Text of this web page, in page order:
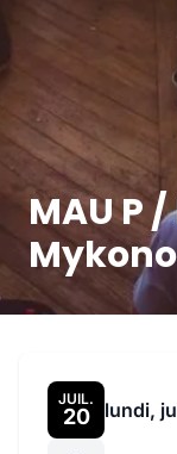
MAU P
JUIL.
20 lundi,